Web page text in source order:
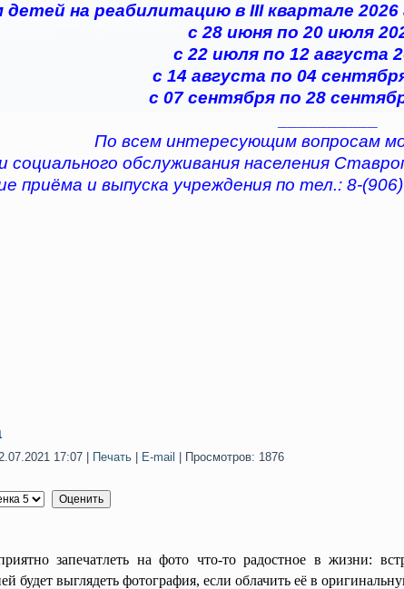
детей на реабилитацию в III квартале
с 28 июня по 20 июля
с 22 июля по 12 августа
с 14 августа по 04
с 07 сентября по 28
По всем интересующим вопросам
социального обслуживания населения
приёма и выпуска учреждения по тел.: 8-
17:07 Печать E-mail | Просмотров: 1876
запечатлеть на фото что-то радостное в жизни:
будет выглядеть фотография, если облачить её в